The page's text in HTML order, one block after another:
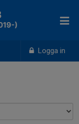
Logga in
)